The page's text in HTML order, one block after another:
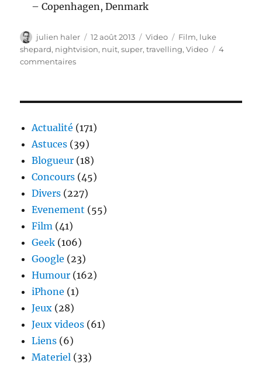
– Copenhagen, Denmark
Auteur
julien haler
Publié
le
12 août 2013 Catégories
Video Étiquettes
Film, luke
shepard, nightvision, nuit,super,travelling,Video
4
commentairessur
Actualité (171)
Astuces (39)
Blogueur (18)
Concours (45)
Divers (227)
Evenement (55)
Film (41)
Geek (106)
Google (23)
Humour (162)
iPhone (1)
Jeux (28)
Jeux videos (61)
Liens (6)
Materiel (33)